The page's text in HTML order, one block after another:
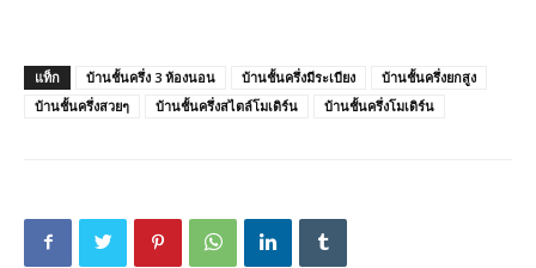
แท็ก บ้านชั้นครึ่ง 3 ห้องนอน บ้านชั้นครึ่งมีระเบียง
บ้านชั้นครึ่งยกสูง
บ้านชั้นครึ่งสวยๆ
บ้านชั้นครึ่งสไตล์โมเดิร์น บ้านชั้นครึ่งโมเดิร์น